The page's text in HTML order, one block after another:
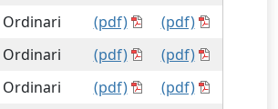
Ordinari (pdf)
(pdf)
Ordinari (pdf)
(pdf)
Ordinari (pdf)
(pdf)